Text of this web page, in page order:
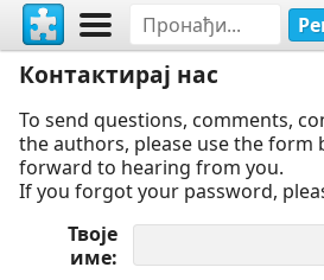
Контактирај нас
To send questions, comments,
the authors, please use the form
forward to hearing from you.
If you forgot your password,
Твоје
име